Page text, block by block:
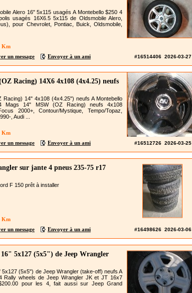
Alero 16" 5x115 usagés A Montebello $250 4
usagés 16X6.5 5x115 de Oldsmobile Alero,
pour Chevrolet, Pontiac, Buick, Oldsmobile,
Km
un message Envoyer à un ami #16514406 2026-03-27
Racing) 14X6 4x108 (4x4.25) neufs
Racing) 14" 4x108 (4x4.25") neufs A Montebello
Mags 14" MSW (OZ Racing) neufs 4x108
2000+, Contour/Mystique, Tempo/Topaz,
, Audi ...
Km
un message Envoyer à un ami #16512726 2026-03-25
sur jante 4 pneus 235-75 r17
F 150 prêt à installer
Km
un message Envoyer à un ami #16498626 2026-03-06
5x127 (5x5") de Jeep Wrangler
5x127 (5x5") de Jeep Wrangler (take-off) neufs A
Rally wheels de Jeep Wrangler JK et JT 16x7
pour les 4, fait aussi sur Jeep Grand